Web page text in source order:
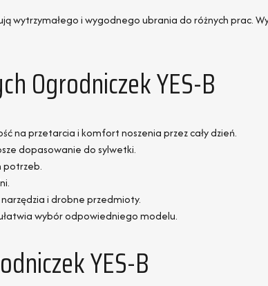
wytrzymałego i wygodnego ubrania do różnych prac.
Ogrodniczek YES-B
na przetarcia i komfort noszenia przez cały dzień.
dopasowanie do sylwetki.
potrzeb.
i drobne przedmioty.
wybór odpowiedniego modelu.
YES-B